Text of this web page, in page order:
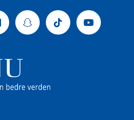
LinkedinSnapchatTiktok Youtube